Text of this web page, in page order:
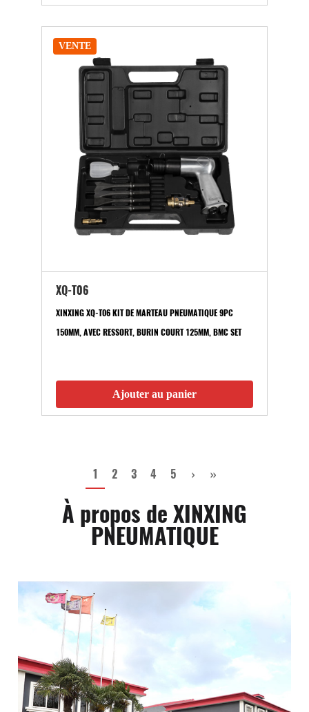
VENTE
XQ-T06
XINXING XQ-T06 KIT DE MARTEAU PNEUMATIQUE 9PC
150MM, AVEC RESSORT, BURIN COURT 125MM, BMC SET
Ajouter au panier
1 2 3 4 5 › ››
À propos de XINXING
PNEUMATIQUE